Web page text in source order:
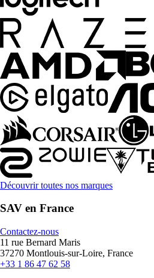
Découvrir toutes nos marques
SAV en France
Contactez-nous
11 rue Bernard Maris
37270 Montlouis-sur-Loire, France
+33 1 86 47 62 58